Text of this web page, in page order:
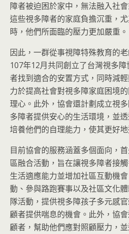
障者被迫困於家中，無法融入社
這些視多障者的家庭負擔沉重，
時，他們所面臨的壓力更加嚴重。
因此，一群從事視障特殊教育的
107年12月共同創立了台灣視多
者找到適合的安置方式，同時減
力於提高社會對視多障家庭困境
理心。此外，協會還計劃成立視
多障者提供安心的生活環境，並
培養他們的自理能力，使其更好
目前協會的服務涵蓋多個面向，
區融合活動，旨在讓視多障者接
生活適應能力並增加社區互動機
動、參與路跑賽事以及社區文化
隊活動，提供視多障孩子多元感
顧者提供喘息的機會。此外，協
顧者，幫助他們應對照顧壓力，